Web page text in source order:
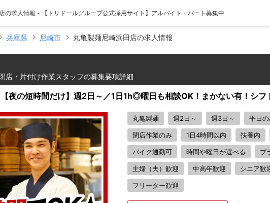
の求人情報 - 【トリドールグループ公式採用サイト】アルバイト・パート募集中
兵庫県 尼崎市 丸亀製麺尼崎浜田店の求人情報
店・片付け作業スタッフの募集要項詳細
夜の短時間だけ】週2日～／1日1h◎曜日も相談OK！まかない有！シフ
丸亀製麺 週2日～ 週3日～ 平日
閉店作業のみ 1日4時間以内 扶養内
バイク通勤可 時間や曜日が選べる ブ
主婦（夫）歓迎 中高年歓迎 シニア歓
フリーター歓迎